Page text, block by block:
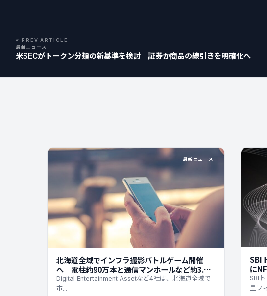
« PREV ARTICLE
最新ニュース
米SECがトークン分類の新基準を検討 証券か商品の線引きを明確化へ
最新ニュース
北海道全域でインフラ撮影バトルゲーム開催
へ 電柱約90万本と通信マンホールなど約3.5
万基が対象
Digital Entertainment Assetなど4社は、北海道全域で
市...
SBI
に
デジ
SBI
里フ